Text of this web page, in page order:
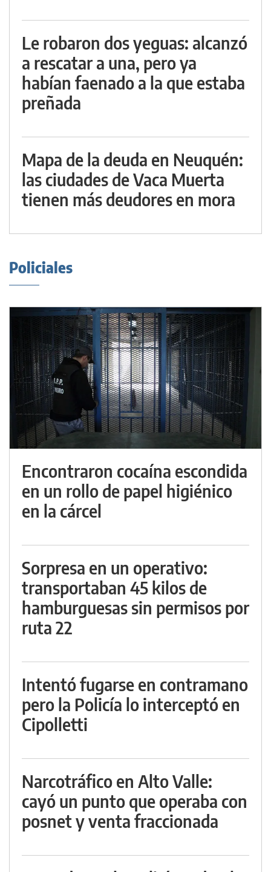
Le robaron dos yeguas: alcanzó
a rescatar a una, pero ya
habían faenado a la que estaba
preñada
Mapa de la deuda en Neuquén:
las ciudades de Vaca Muerta
tienen más deudores en mora
Policiales
Encontraron cocaína escondida
en un rollo de papel higiénico
en la cárcel
Sorpresa en un operativo:
transportaban 45 kilos de
hamburguesas sin permisos por
ruta 22
Intentó fugarse en contramano
pero la Policía lo interceptó en
Cipolletti
Narcotráfico en Alto Valle:
cayó un punto que operaba con
posnet y venta fraccionada